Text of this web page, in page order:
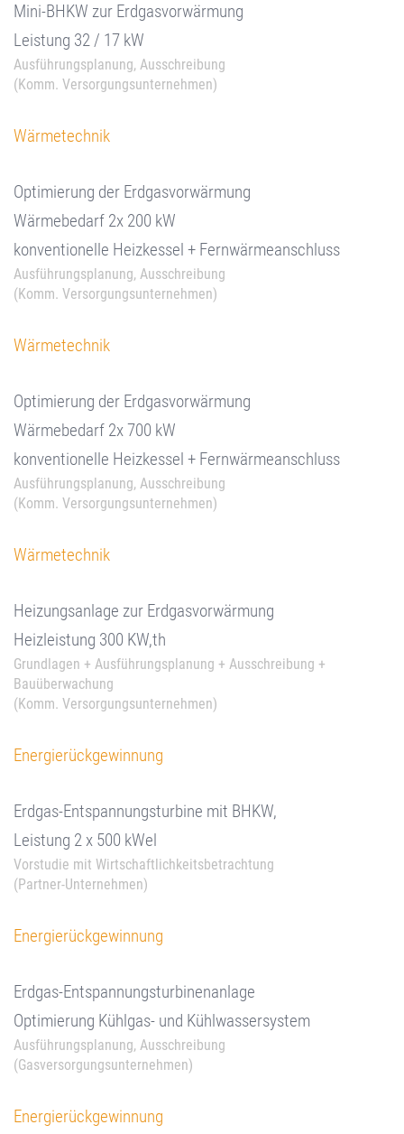
Mini-BHKW zur Erdgasvorwärmung
Leistung 32 / 17 kW
Ausführungsplanung, Ausschreibung
(Komm. Versorgungsunternehmen)
Wärmetechnik
Optimierung der Erdgasvorwärmung
Wärmebedarf 2x 200 kW
konventionelle Heizkessel + Fernwärmeanschluss
Ausführungsplanung, Ausschreibung
(Komm. Versorgungsunternehmen)
Wärmetechnik
Optimierung der Erdgasvorwärmung
Wärmebedarf 2x 700 kW
konventionelle Heizkessel + Fernwärmeanschluss
Ausführungsplanung, Ausschreibung
(Komm. Versorgungsunternehmen)
Wärmetechnik
Heizungsanlage zur Erdgasvorwärmung
Heizleistung 300 KW,th
Grundlagen + Ausführungsplanung + Ausschreibung +
Bauüberwachung
(Komm. Versorgungsunternehmen)
Energierückgewinnung
Erdgas-Entspannungsturbine mit BHKW,
Leistung 2 x 500 kWel
Vorstudie mit Wirtschaftlichkeitsbetrachtung
(Partner-Unternehmen)
Energierückgewinnung
Erdgas-Entspannungsturbinenanlage
Optimierung Kühlgas- und Kühlwassersystem
Ausführungsplanung, Ausschreibung
(Gasversorgungsunternehmen)
Energierückgewinnung